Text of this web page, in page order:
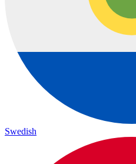
Swedish